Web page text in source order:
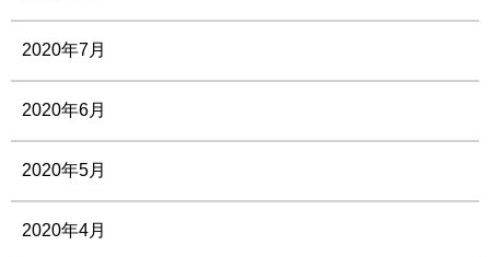
2020年7月
2020年6月
2020年5月
2020年4月